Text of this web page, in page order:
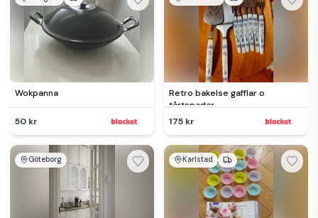
Wokpanna
50 kr
Retro bakelse gafflar o
tårtspadar
175 kr
Göteborg Karlstad